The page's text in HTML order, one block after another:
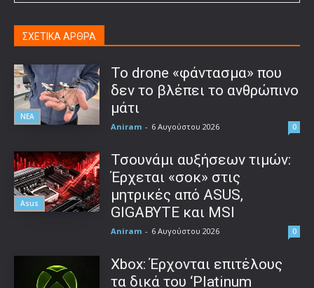
ΣΧΕΤΙΚΑ ΑΡΘΡΑ
ΝΕΑ
Το drone «φάντασμα» που
δεν το βλέπει το ανθρώπινο
μάτι
Aniram - 6 Αυγούστου 2026 0
Asus
Τσουνάμι αυξήσεων τιμών:
Έρχεται «σοκ» στις
μητρικές από ASUS,
GIGABYTE και MSI
Aniram - 6 Αυγούστου 2026 0
Xbox: Έρχονται επιτέλους
τα δικά του ‘Platinum